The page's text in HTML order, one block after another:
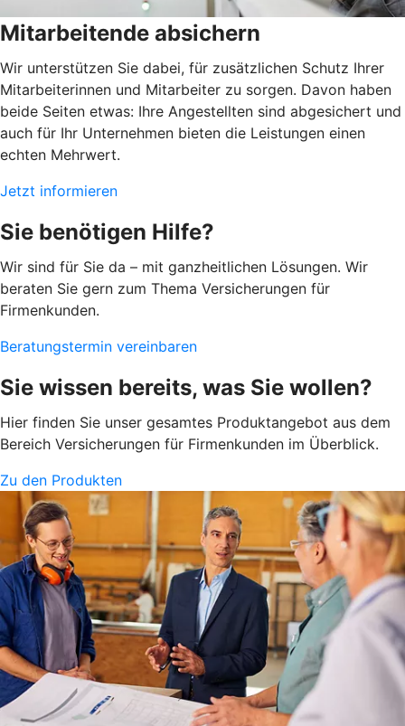
Mitarbeitende absichern
Wir unterstützen Sie dabei, für zusätzlichen Schutz Ihrer
Mitarbeiterinnen und Mitarbeiter zu sorgen. Davon haben
beide Seiten etwas: Ihre Angestellten sind abgesichert und
auch für Ihr Unternehmen bieten die Leistungen einen
echten Mehrwert.
Jetzt informieren
Sie benötigen Hilfe?
Wir sind für Sie da – mit ganzheitlichen Lösungen. Wir
beraten Sie gern zum Thema Versicherungen für
Firmenkunden.
Beratungstermin vereinbaren
Sie wissen bereits, was Sie wollen?
Hier finden Sie unser gesamtes Produktangebot aus dem
Bereich Versicherungen für Firmenkunden im Überblick.
Zu den Produkten